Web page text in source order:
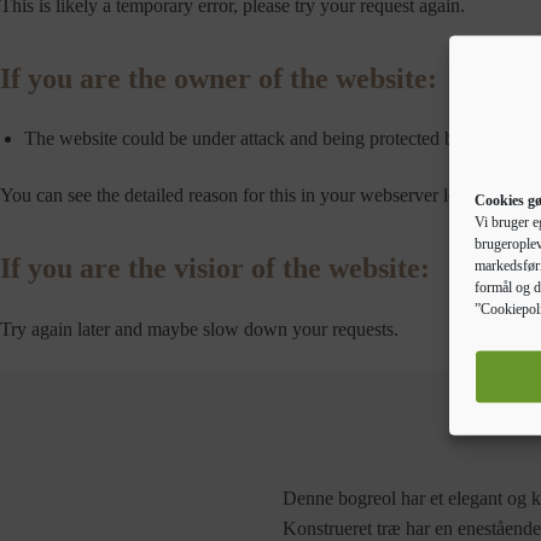
Cookies
Vi bruger
formål og
This is likely a temporary error, please try your request again.
If you are the owner of the website:
The website could be under attack and being protected by a throtle
You can see the detailed reason for this in your webserver logs.
If you are the visior of the website:
Try again later and maybe slow down your requests.
Denne bogreol har et elegant og
Konstrueret træ har en